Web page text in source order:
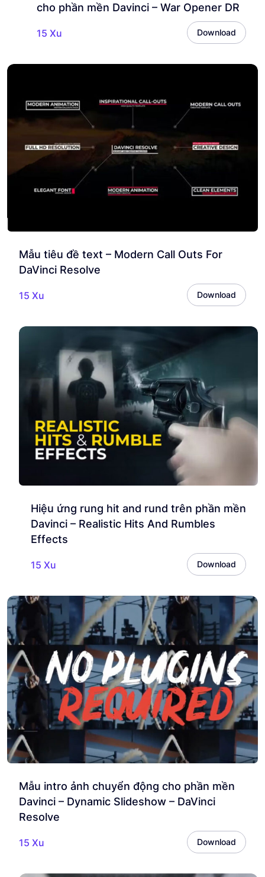
cho phần mền Davinci – War Opener DR
15 Xu Download
Mẫu tiêu đề text – Modern Call Outs For
DaVinci Resolve
15 Xu Download
Hiệu ứng rung hit and rund trên phần mền
Davinci – Realistic Hits And Rumbles
Effects
15 Xu Download
Mẫu intro ảnh chuyển động cho phần mền
Davinci – Dynamic Slideshow – DaVinci
Resolve
15 Xu Download